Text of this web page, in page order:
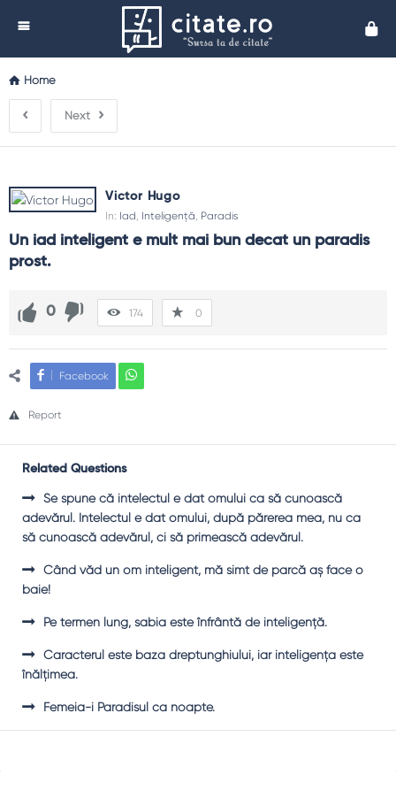
Home
Next
Victor Hugo
In: Iad, Inteligență, Paradis
Un iad inteligent e mult mai bun decat un paradis
prost.
0 174 0
Facebook
Report
Related Questions
Se spune că intelectul e dat omului ca să cunoască
adevărul. Intelectul e dat omului, după părerea mea, nu ca
să cunoască adevărul, ci să primească adevărul.
Când văd un om inteligent, mă simt de parcă aş face o
baie!
Pe termen lung, sabia este înfrântă de inteligenţă.
Caracterul este baza dreptunghiului, iar inteligenţa este
înălţimea.
Femeia-i Paradisul ca noapte.